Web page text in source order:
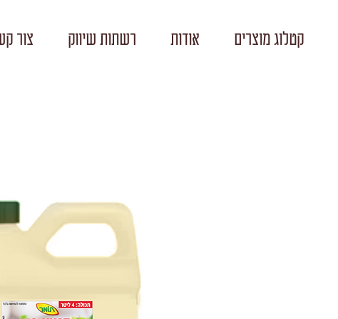
קטלוג מוצרים אודות רשתות שיווק צור